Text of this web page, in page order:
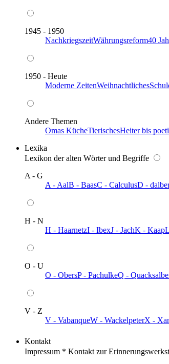
1945 - 1950
NachkriegszeitWährungsreform40
1950 - Heute
Moderne ZeitenWeihnachtliches
Andere Themen
Omas KücheTierischesHeiter bis
Lexika
Lexikon der alten Wörter und Begriffe
A - G
A - AalB - BaasC - CalculusD -
H - N
H - HaarnetzI - IbexJ - JachK - Kaap
O - U
O - ObersP - PachulkeQ -
V - Z
V - VabanqueW - WackelpeterX -
Kontakt
Impressum * Kontakt zur